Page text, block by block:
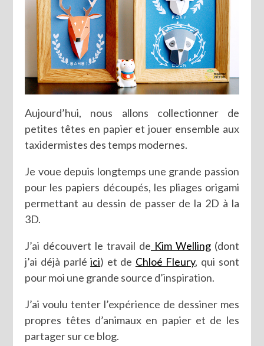
Aujourd’hui, nous allons collectionner de
petites têtes en papier et jouer ensemble aux
taxidermistes des temps modernes.
Je voue depuis longtemps une grande passion
pour les papiers découpés, les pliages origami
permettant au dessin de passer de la 2D à la
3D.
J’ai découvert le travail de Kim Welling(dont
j’ai déjà parléici) et de Chloé Fleury, qui sont
pour moi une grande source d’inspiration.
J’ai voulu tenter l’expérience de dessiner mes
propres têtes d’animaux en papier et de les
partager sur ce blog.